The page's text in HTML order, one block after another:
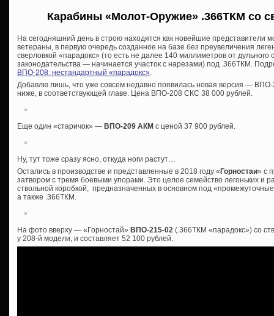
Карабины «Молот-Оружие» .366ТКМ со
На сегодняшний день в строю находятся как новейшие представители
ветераны, в первую очередь созданное на базе без преувеличения
сверловкой «парадокс» (то есть не далее 140 миллиметров от
законодательства — начинается участок с нарезами) под .366ТКМ.
ВПО-208: нестандартный «парадокс»
Добавлю лишь, что уже совсем недавно появилась новая версия —
ниже, в соответствующей главе. Цена ВПО-208 СКС 38 000 рублей.
Еще один «старичок» — ВПО-209 АКМ с ценой 37 900 рублей.
Ну, тут тоже сразу ясно, откуда ноги растут…
Остались в производстве и представленные в 2018 году «Горностаи» с
затвором с тремя боевыми упорами. Это целое семейство легоньких и
ствольной коробкой, предназначенных в основном под
а также .366ТКМ.
На фото вверху — «Горностай» ВПО-215-02 (.366ТКМ «парадокс») со
у 208-й модели, и составляет 52 100 рублей.